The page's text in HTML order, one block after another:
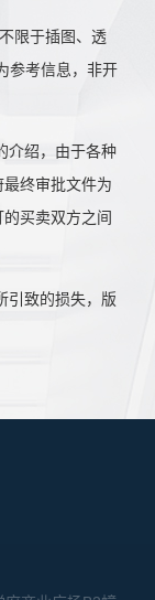
限于插图、透
参考信息，非开
介绍，由于各种
终审批文件为
买卖双方之间
引致的损失，版